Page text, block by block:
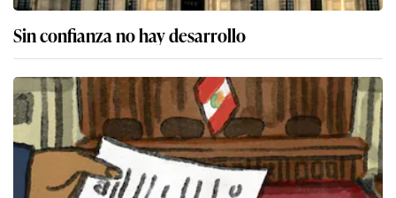
Sin confianza no hay desarrollo